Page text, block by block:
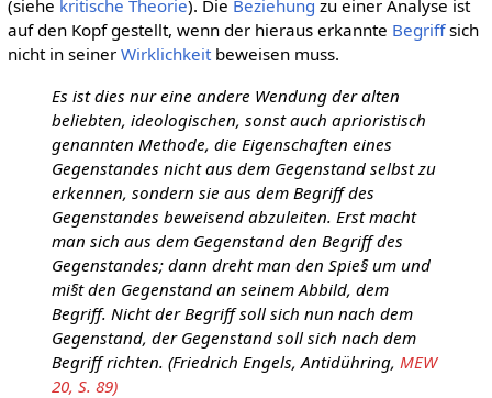
(siehe kritische Theorie). Die Beziehung zu einer Analyse ist
auf den Kopf gestellt, wenn der hieraus erkannte Begriffsich
nicht in seiner Wirklichkeitbeweisen muss.
Es ist dies nur eine andere Wendung der alten
beliebten, ideologischen, sonst auch aprioristisch
genannten Methode, die Eigenschaften eines
Gegenstandes nicht aus dem Gegenstand selbst zu
erkennen, sondern sie aus dem Begriff des
Gegenstandes beweisend abzuleiten. Erst macht
man sich aus dem Gegenstand den Begriff des
Gegenstandes; dann dreht man den Spie§ um und
mi§t den Gegenstand an seinem Abbild, dem
Begriff. Nicht der Begriff soll sich nun nach dem
Gegenstand, der Gegenstand soll sich nach dem
Begriff richten. (Friedrich Engels, Antidühring, MEW
20, S. 89)